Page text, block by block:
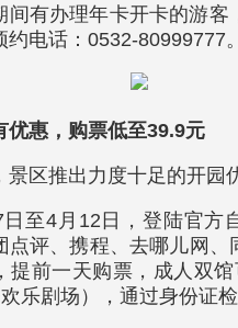
间有办理年卡开卡的游客
电话：0532-80999777。
优惠，购票低至39.9元
景区推出力度十足的开园
日至4月12日，登陆官方
点评、携程、去哪儿网、
提前一天购票，成人双
乐剧场），通过身份证检